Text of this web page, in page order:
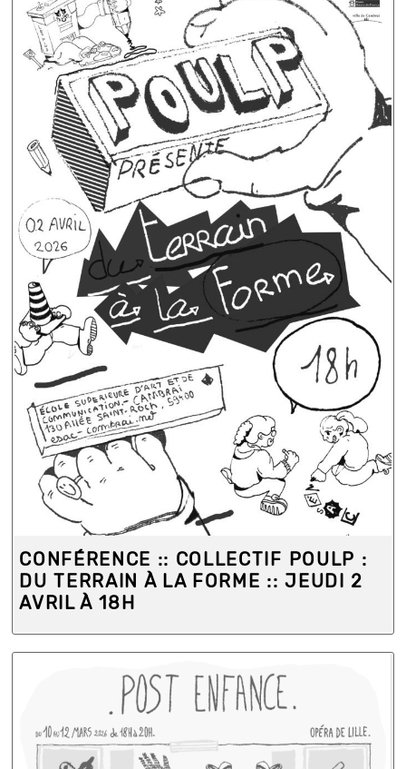
CONFÉRENCE :: COLLECTIF POULP :
DU TERRAIN À LA FORME :: JEUDI 2
AVRIL À 18H